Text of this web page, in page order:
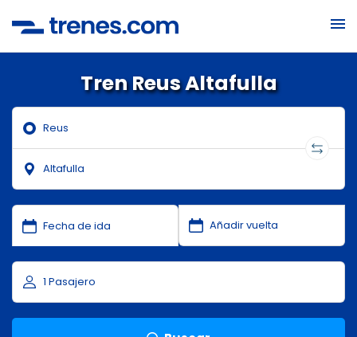
Tren Reus Altafulla